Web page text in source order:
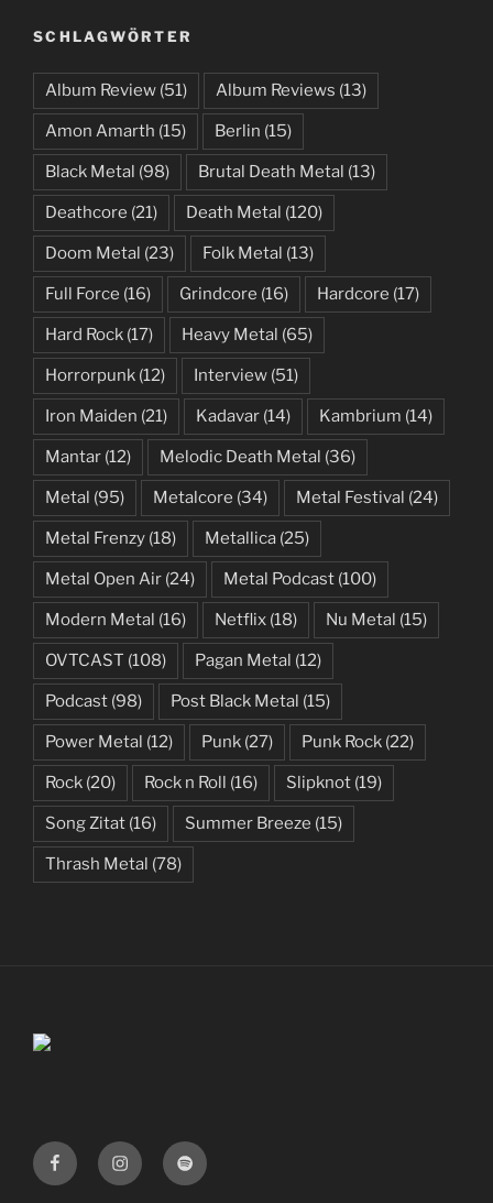
SCHLAGWÖRTER
Album Review (51) Album Reviews (13)
Amon Amarth (15) Berlin (15)
Black Metal (98) Brutal Death Metal (13)
Deathcore (21) Death Metal (120)
Doom Metal (23) Folk Metal (13)
Full Force (16) Grindcore (16) Hardcore (17)
Hard Rock (17) Heavy Metal (65)
Horrorpunk (12) Interview (51)
Iron Maiden (21) Kadavar (14) Kambrium (14)
Mantar (12) Melodic Death Metal (36)
Metal (95) Metalcore (34) Metal Festival (24)
Metal Frenzy (18) Metallica (25)
Metal Open Air (24) Metal Podcast (100)
Modern Metal (16) Netflix (18) Nu Metal (15)
OVTCAST (108) Pagan Metal (12)
Podcast (98) Post Black Metal (15)
Power Metal (12) Punk (27) Punk Rock (22)
Rock (20) Rock n Roll (16) Slipknot (19)
Song Zitat (16) Summer Breeze (15)
Thrash Metal (78)
FacebookInstagramSpotify